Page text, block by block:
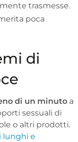
trasmesse.
poca
di
di un minutoa
sessuali di
o altri prodotti.
lunghi e